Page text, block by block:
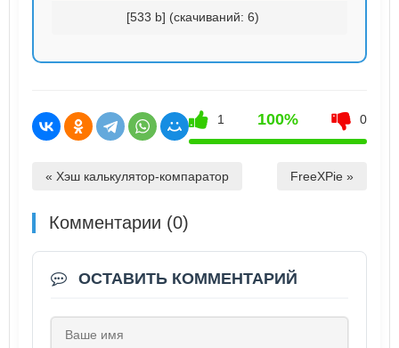
[533 b] (cкачиваний: 6)
1 100% 0
« Хэш калькулятор-компаратор FreeXPie »
Комментарии (0)
ОСТАВИТЬ КОММЕНТАРИЙ